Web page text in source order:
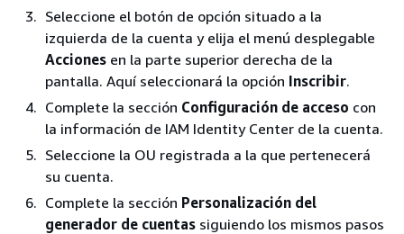
Seleccione el botón de opción situado a la
izquierda de la cuenta y elija el menú desplegable
Acciones en la parte superior derecha de la
pantalla. Aquí seleccionará la opción Inscribir.
Complete la sección Configuración de acceso con
la información de IAM Identity Center de la cuenta.
Seleccione la OU registrada a la que pertenecerá
su cuenta.
Complete la sección Personalización del
generador de cuentas siguiendo los mismos pasos